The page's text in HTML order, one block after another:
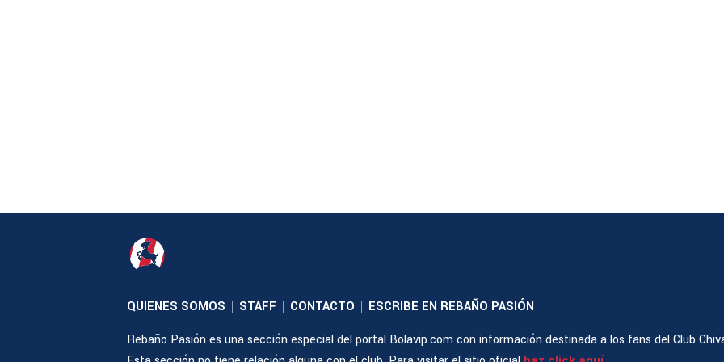
QUIENES SOMOS | STAFF | CONTACTO | ESCRIBE EN REBAÑO PASIÓN
Rebaño Pasión es una sección especial del portal Bolavip.com con información destinada a los fans del Club